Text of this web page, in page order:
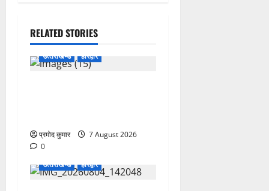
RELATED STORIES
उत्‍तराखण्‍ड हरिद्वार
प्रमोद कुमार
7 August 2026
0
उत्‍तराखण्‍ड
हरिद्वार